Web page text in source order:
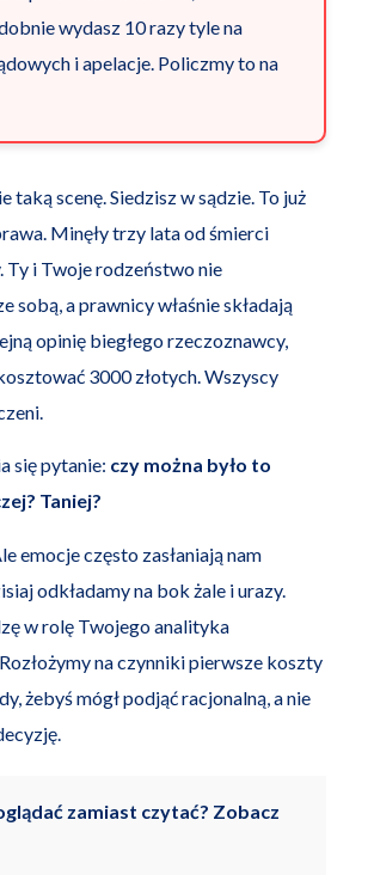
wydasz 10 razy tyle na
i apelacje. Policzmy to na
taką scenę. Siedzisz w sądzie. To już
Minęły trzy lata od śmierci
Ty i Twoje rodzeństwo nie
sobą, a prawnicy właśnie składają
opinię biegłego rzeczoznawcy,
3000 złotych. Wszyscy
się pytanie: czy można było to
Taniej?
emocje często zasłaniają nam
odkładamy na bok żale i urazy.
w rolę Twojego analityka
na czynniki pierwsze koszty
żebyś mógł podjąć racjonalną, a nie
zamiast czytać? Zobacz